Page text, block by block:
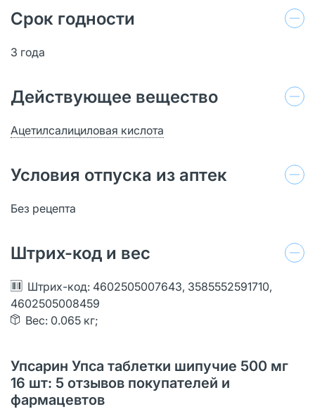
Срок годности
3 года
Действующее вещество
Ацетилсалициловая кислота
Условия отпуска из аптек
Без рецепта
Штрих-код и вес
Штрих-код: 4602505007643, 3585552591710,
4602505008459
Вес: 0.065 кг;
Упсарин Упса таблетки шипучие 500 мг
16 шт: 5 отзывов покупателей и
фармацевтов